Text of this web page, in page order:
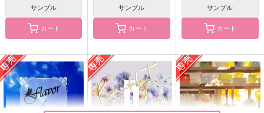
Flavor of Butterfly 6
Clinochlore
2,357円（税込）
レイン×フィン
トナリノキミ
きんつば
605円（税込）
櫂トシキ×先導アイチ
We are VANGUARD!!
きんつば
880円（税込）
サンプル
カート
サンプル
カート
サンプル
カート